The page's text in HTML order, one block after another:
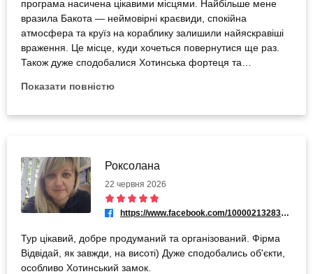
програма насичена цікавими місцями. Найбільше мене
вразила Бакота — неймовірні краєвиди, спокійна
атмосфера та круїз на кораблику залишили найяскравіші
враження. Це місце, куди хочеться повернутися ще раз.
Також дуже сподобалися Хотинська фортеця та
історією, а старе місто зачаровує архітектурою,
Подорож подарувала багато позитивних емоцій та
Показати повністю
Роксолана
22 червня 2026
https://www.facebook.com/100002132838744
Тур цікавий, добре продуманий та організований. Фірма
Відвідай, як завжди, на висоті) Дуже сподобались об'єкти,
особливо Хотинський замок.